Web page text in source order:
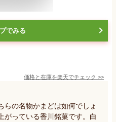
でみる
価格と在庫を楽天でチェック >>
らの名物かまどは如何でしょ
がっている香川銘菓です。白